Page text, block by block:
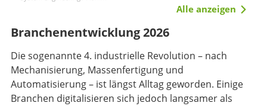
Alle anzeigen
Branchenentwicklung 2026
Die sogenannte 4. industrielle Revolution – nach
Mechanisierung, Massenfertigung und
Automatisierung – ist längst Alltag geworden. Einige
Branchen digitalisieren sich jedoch langsamer als